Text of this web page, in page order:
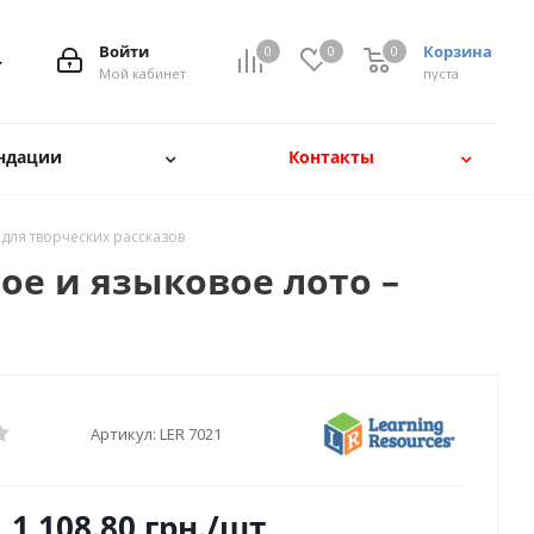
0 0 Корзина
пуста
0
Войти
Мой кабинет
Контакты
творческих рассказов
и языковое лото –
Артикул: LER 7021